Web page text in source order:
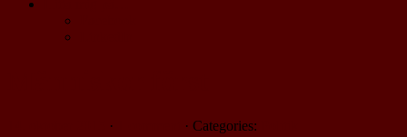
· · Categories: